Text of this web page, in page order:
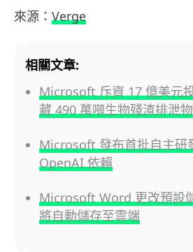
來源： Verge
相關文章:
Microsoft 斥資 17 億美元
藏 490 萬噸生物殘渣排泄物
Microsoft 發布首批自主研
OpenAI 依賴
Microsoft Word 更改預設
將自動儲存至雲端